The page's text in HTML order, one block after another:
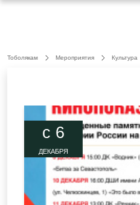
Тоболякам Мероприятия Культура
c 6
ДЕКАБРЯ